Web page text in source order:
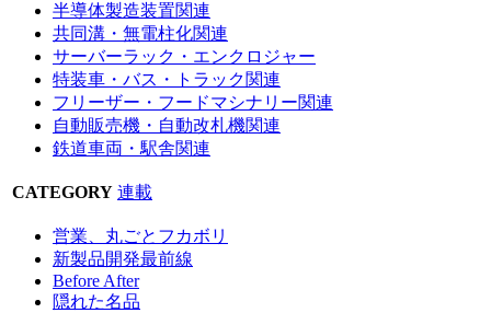
半導体製造装置関連
共同溝・無電柱化関連
サーバーラック・エンクロジャー
特装車・バス・トラック関連
フリーザー・フードマシナリー関連
自動販売機・自動改札機関連
鉄道車両・駅舎関連
CATEGORY 連載
営業、丸ごとフカボリ
新製品開発最前線
Before After
隠れた名品